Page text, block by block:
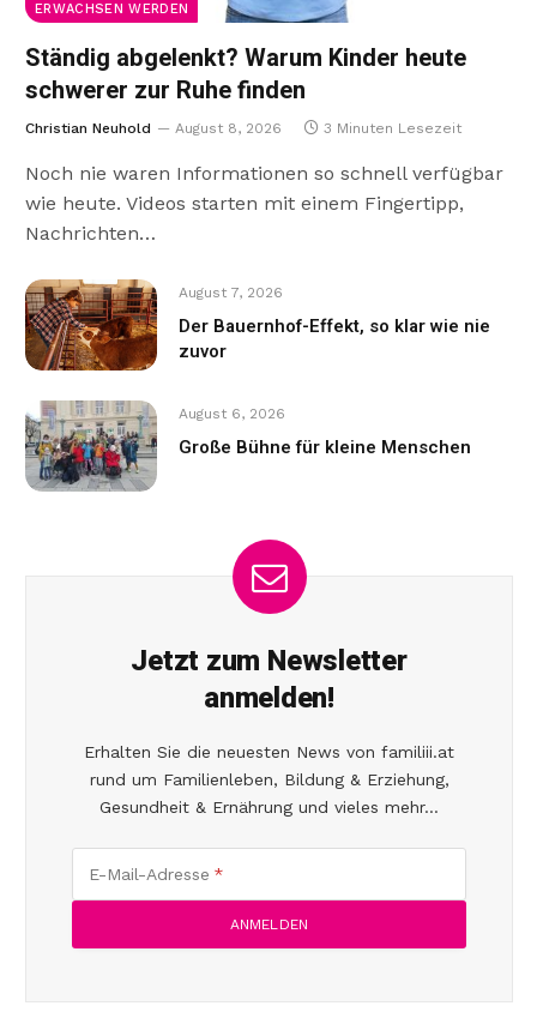
ERWACHSEN WERDEN
Ständig abgelenkt? Warum Kinder heute
schwerer zur Ruhe finden
Christian Neuhold August 8, 2026 3 Minuten Lesezeit
Noch nie waren Informationen so schnell verfügbar
wie heute. Videos starten mit einem Fingertipp,
Nachrichten…
August 7, 2026
Der Bauernhof-Effekt, so klar wie nie
zuvor
August 6, 2026
Große Bühne für kleine Menschen
Jetzt zum Newsletter
anmelden!
Erhalten Sie die neuesten News von familiii.at
rund um Familienleben, Bildung & Erziehung,
Gesundheit & Ernährung und vieles mehr...
E-Mail-Adresse